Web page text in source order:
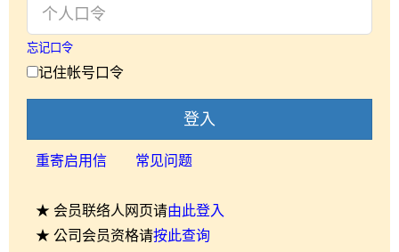
忘记口令
记住帐号口令
登入
重寄启用信 常见问题
★ 会员联络人网页请由此登入
★ 公司会员资格请按此查询